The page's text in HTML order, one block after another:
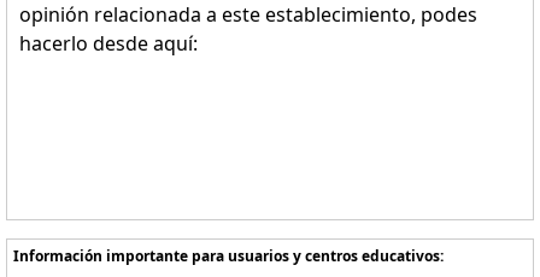
opinión relacionada a este establecimiento, podes
hacerlo desde aquí:
Información importante para usuarios y centros educativos: